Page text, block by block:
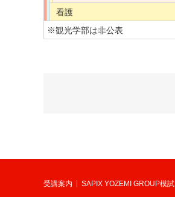
看護
※観光学部は非公表
受講案内 SAPIX YOZEMI GROUP模試